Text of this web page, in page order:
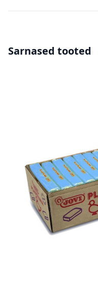
Sarnased tooted